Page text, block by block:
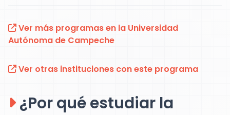
Ver más programas en la Universidad
Autónoma de Campeche
Ver otras instituciones con este programa
¿Por qué estudiar la